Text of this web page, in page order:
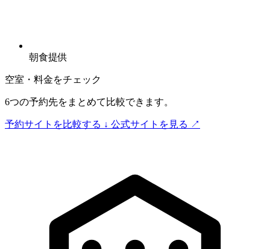
朝食提供
空室・料金をチェック
6つの予約先をまとめて比較できます。
予約サイトを比較する ↓ 公式サイトを見る ↗